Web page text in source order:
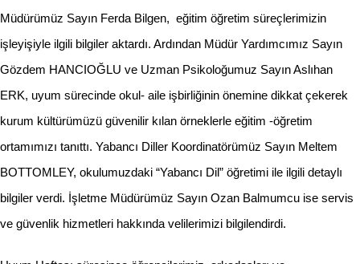
Müdürümüz Sayın Ferda Bilgen, eğitim öğretim süreçlerimizin
işleyişiyle ilgili bilgiler aktardı. Ardından Müdür Yardımcımız Sayın
Gözdem HANCIOĞLU ve Uzman Psikoloğumuz Sayın Aslıhan
ERK, uyum sürecinde okul- aile işbirliğinin önemine dikkat çekerek
kurum kültürümüzü güvenilir kılan örneklerle eğitim -öğretim
ortamımızı tanıttı. Yabancı Diller Koordinatörümüz Sayın Meltem
BOTTOMLEY, okulumuzdaki “Yabancı Dil” öğretimi ile ilgili detaylı
bilgiler verdi. İşletme Müdürümüz Sayın Ozan Balmumcu ise servis
ve güvenlik hizmetleri hakkında velilerimizi bilgilendirdi.